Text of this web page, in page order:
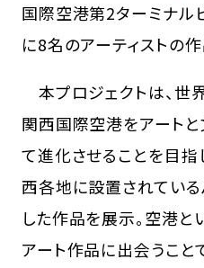
国際空港第2ターミナル
に8名のアーティストの
本プロジェクトは、世
関西国際空港をアート
て進化させることを目指
西各地に設置されてい
した作品を展示。空港と
アート作品に出会うこと